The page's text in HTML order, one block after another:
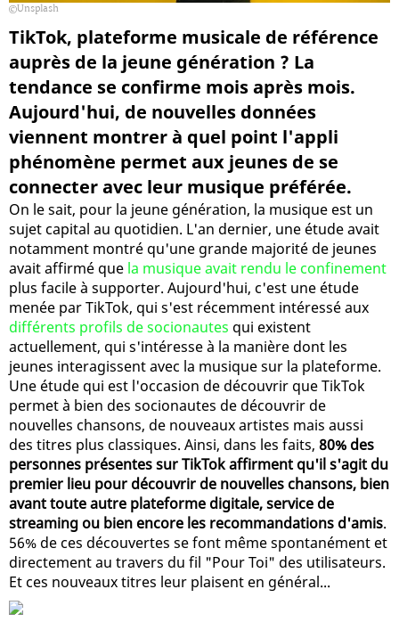
Unsplash
TikTok, plateforme musicale de référence
auprès de la jeune génération ? La
tendance se confirme mois après mois.
Aujourd'hui, de nouvelles données
viennent montrer à quel point l'appli
phénomène permet aux jeunes de se
connecter avec leur musique préférée.
On le sait, pour la jeune génération, la musique est un
sujet capital au quotidien. L'an dernier, une étude avait
notamment montré qu'une grande majorité de jeunes
avait affirmé que la musique avait rendu le confinement
plus facile à supporter. Aujourd'hui, c'est une étude
menée par TikTok, qui s'est récemment intéressé aux
différents profils de socionautes qui existent
actuellement, qui s'intéresse à la manière dont les
jeunes interagissent avec la musique sur la plateforme.
Une étude qui est l'occasion de découvrir que TikTok
permet à bien des socionautes de découvrir de
nouvelles chansons, de nouveaux artistes mais aussi
des titres plus classiques. Ainsi, dans les faits, 80% des
personnes présentes sur TikTok affirment qu'il s'agit du
premier lieu pour découvrir de nouvelles chansons, bien
avant toute autre plateforme digitale, service de
streaming ou bien encore les recommandations d'amis.
56% de ces découvertes se font même spontanément et
directement au travers du fil "Pour Toi" des utilisateurs.
Et ces nouveaux titres leur plaisent en général...